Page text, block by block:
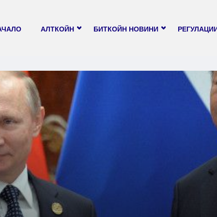
АЛТКОЙН БИТКОЙН НОВИНИ